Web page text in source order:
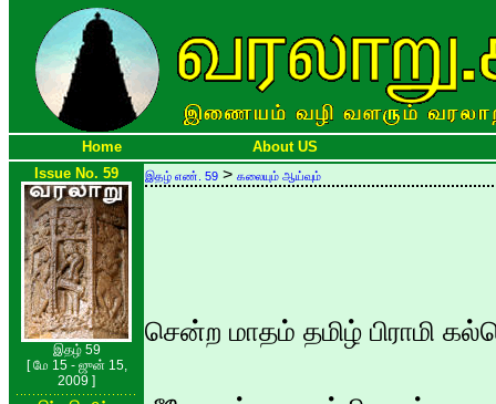
Home
About US
Issue No. 59
இதழ் 59
[ மே 15 - ஜுன் 15,
2009 ]
இதழ் எண். 59 > கலையும் ஆய்வும்
சென்ற மாதம் தமிழ் பிராமி